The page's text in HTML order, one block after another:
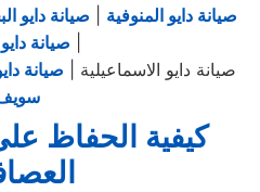
صيانة دايو المنوفية صيانة دايو
صيانة
صيانة دايو الاسماعيلية | صيانة
كيفية الحفاظ